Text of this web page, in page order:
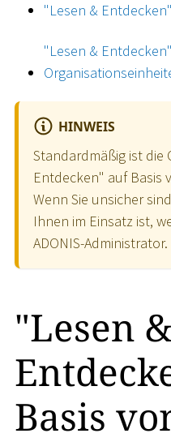
"Lesen &
"Lesen &
HINWEIS
Standardmäßig ist die
Entdecken" auf Basis
Wenn Sie unsicher
Ihnen im Einsatz ist,
ADONIS-Administrator.
"Lesen
Basis